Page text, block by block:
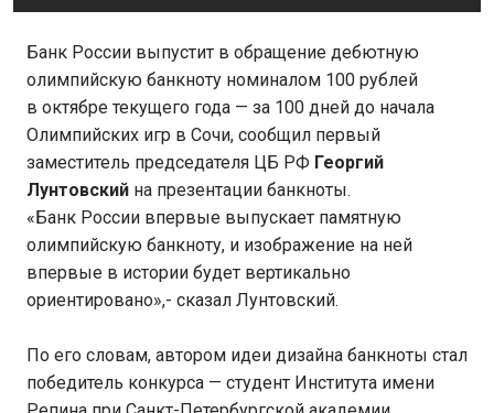
Банк России выпустит в обращение дебютную
олимпийскую банкноту номиналом 100 рублей
в октябре текущего года — за 100 дней до начала
Олимпийских игр в Сочи, сообщил первый
заместитель председателя ЦБ РФ Георгий
Лунтовский на презентации банкноты.
«Банк России впервые выпускает памятную
олимпийскую банкноту, и изображение на ней
впервые в истории будет вертикально
ориентировано»,- сказал Лунтовский.
По его словам, автором идеи дизайна банкноты стал
победитель конкурса — студент Института имени